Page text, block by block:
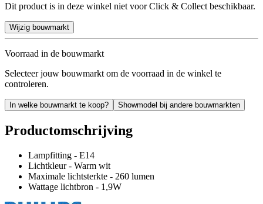
Dit product is in deze winkel niet voor Click & Collect beschikbaar.
Wijzig bouwmarkt
Voorraad in de bouwmarkt
Selecteer jouw bouwmarkt om de voorraad in de winkel te
controleren.
In welke bouwmarkt te koop? Showmodel bij andere bouwmarkten
Productomschrijving
Lampfitting - E14
Lichtkleur - Warm wit
Maximale lichtsterkte - 260 lumen
Wattage lichtbron - 1,9W